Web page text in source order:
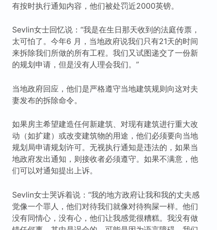
有按时执行通知内容，他们被处罚近2000英镑。
Sevlin女士回忆说：“我是在生日那天收到的法庭传票，
太可怕了。今年6 月，当地政府说我们只有21天的时间
来拆除我们所做的所有工程。我们又试图递交了一份新
的规划申请，但是没有人理会我们。”
当地政府回应，他们是严格遵守当地建筑规则向这对夫
妻发布的拆除命令。
如果房主希望建造任何新建筑、对现有建筑进行重大改
动（如扩建）或改变建筑物的用途，他们必须要向当地
规划局申请规划许可。无视执行通知是违法的，如果当
地政府发出通知，则接收者必须遵守。如果不满意，他
们可以对通知提出上诉。
Sevlin女士哭诉着说：“我的地方政府让我和我的丈夫感
觉像一个罪人，他们对待我们就像对待狗屎一样。他们
没有同情心，没有心，他们让我感觉很糟糕。我没有做